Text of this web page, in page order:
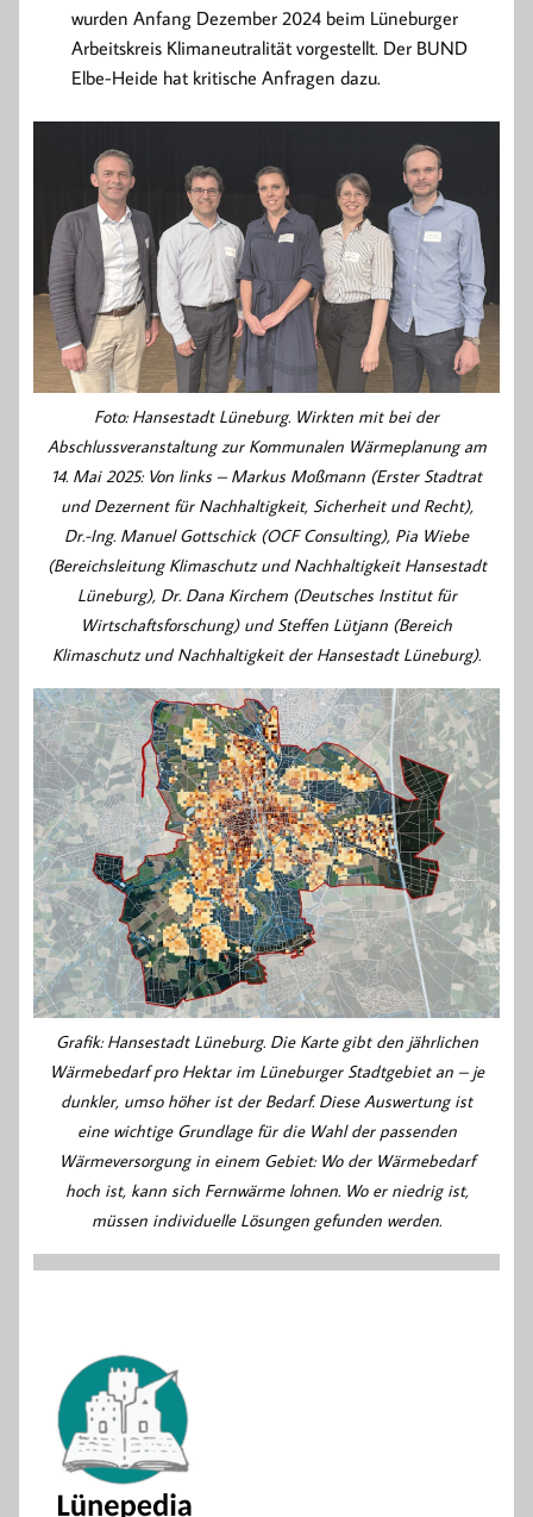
wurden Anfang Dezember 2024 beim Lüneburger
Arbeitskreis Klimaneutralität vorgestellt. Der BUND
Elbe-Heide hat kritische Anfragen dazu.
Foto: Hansestadt Lüneburg. Wirkten mit bei der
Abschlussveranstaltung zur Kommunalen Wärmeplanung am
14. Mai 2025: Von links – Markus Moßmann (Erster Stadtrat
und Dezernent für Nachhaltigkeit, Sicherheit und Recht),
Dr.-Ing. Manuel Gottschick (OCF Consulting), Pia Wiebe
(Bereichsleitung Klimaschutz und Nachhaltigkeit Hansestadt
Lüneburg), Dr. Dana Kirchem (Deutsches Institut für
Wirtschaftsforschung) und Steffen Lütjann (Bereich
Klimaschutz und Nachhaltigkeit der Hansestadt Lüneburg).
Grafik: Hansestadt Lüneburg. Die Karte gibt den jährlichen
Wärmebedarf pro Hektar im Lüneburger Stadtgebiet an – je
dunkler, umso höher ist der Bedarf. Diese Auswertung ist
eine wichtige Grundlage für die Wahl der passenden
Wärmeversorgung in einem Gebiet: Wo der Wärmebedarf
hoch ist, kann sich Fernwärme lohnen. Wo er niedrig ist,
müssen individuelle Lösungen gefunden werden.